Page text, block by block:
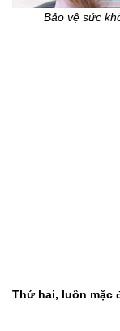
Bảo vệ sức
Thứ hai, luôn mặc